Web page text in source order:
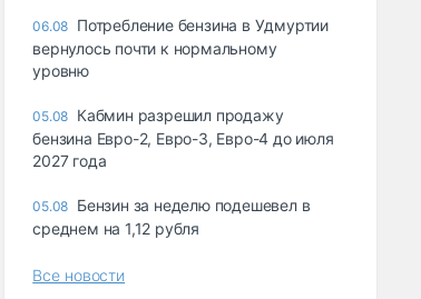
06.08 Потребление бензина в Удмуртии
вернулось почти к нормальному
уровню
05.08 Кабмин разрешил продажу
бензина Евро-2, Евро-3, Евро-4 до июля
2027 года
05.08 Бензин за неделю подешевел в
среднем на 1,12 рубля
Все новости